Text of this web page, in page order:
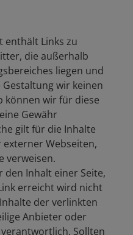
enthält Links zu
die außerhalb
liegen und
wir keinen
können wir für diese
Gewähr
gilt für die Inhalte
Webseiten,
verweisen.
den Inhalt einer Seite,
erreicht wird nicht
der verlinkten
Anbieter oder
Sollten